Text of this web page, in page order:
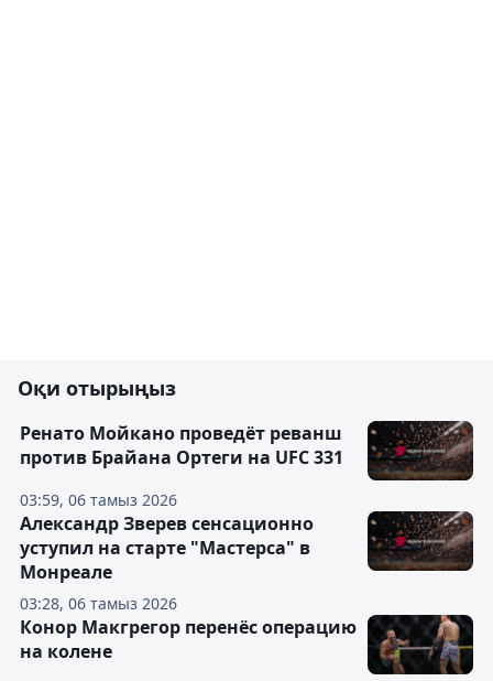
Оқи отырыңыз
03:59, 06 тамыз 2026
Ренато Мойкано проведёт реванш
против Брайана Ортеги на UFC 331
03:28, 06 тамыз 2026
Александр Зверев сенсационно
уступил на старте "Мастерса" в
Монреале
Конор Макгрегор перенёс операцию
на колене